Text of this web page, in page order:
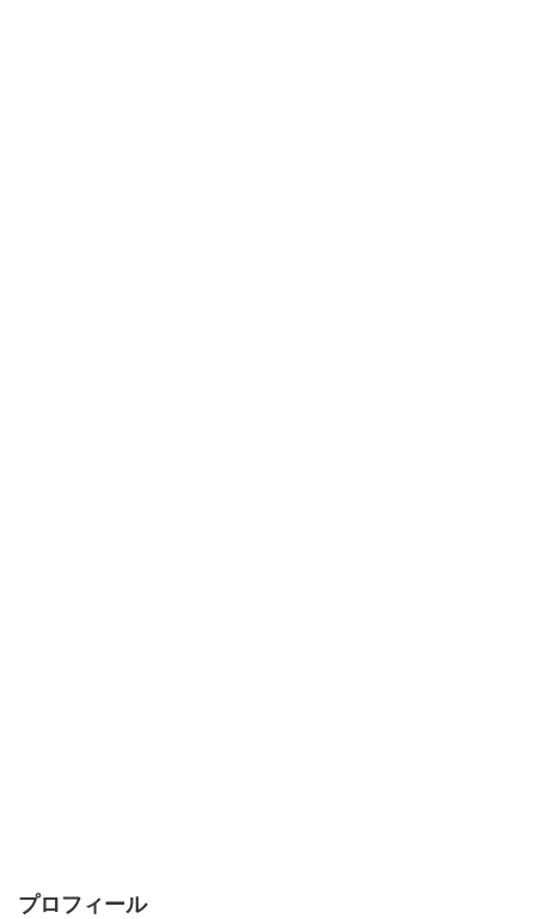
プロフィール